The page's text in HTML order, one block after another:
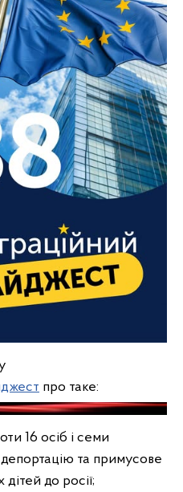
про таке:
16 осіб і семи
та примусове
до росії;